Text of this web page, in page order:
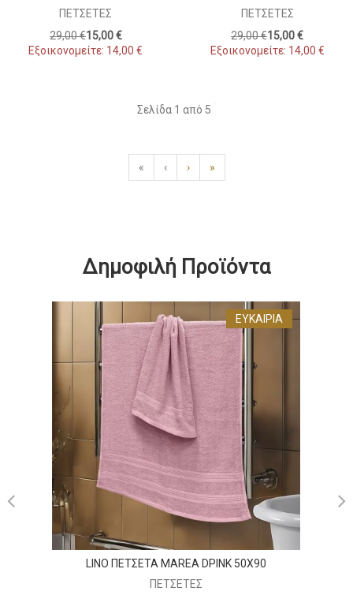
ΠΕΤΣΈΤΕΣ
29,00 €15,00 €
Εξοικονομείτε: 14,00 €
ΠΕΤΣΈΤΕΣ
29,00 €15,00 €
Εξοικονομείτε: 14,00 €
Σελίδα 1 από 5
« ‹ › »
Δημοφιλή Προϊόντα
ΕΥΚΑΙΡΊΑ
LINO ΠΕΤΣΕΤΑ MAREA DPINK 50X90
ΠΕΤΣΈΤΕΣ